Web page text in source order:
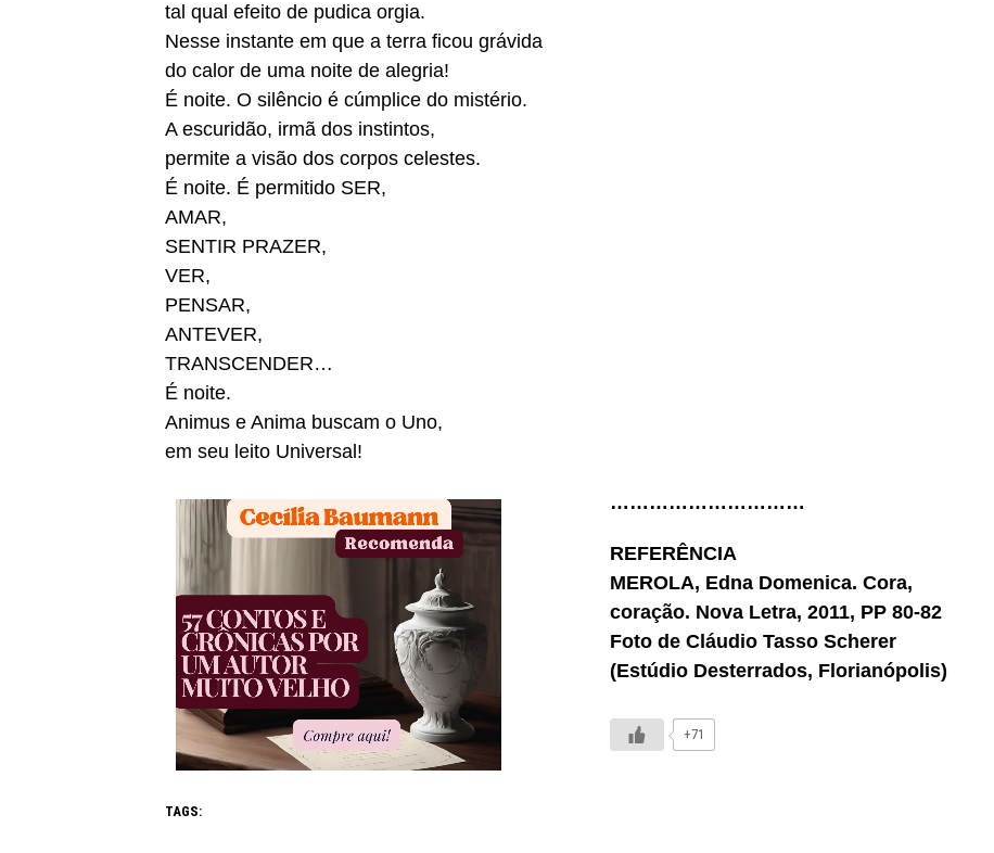
tal qual efeito de pudica orgia.
Nesse instante em que a terra ficou grávida
do calor de uma noite de alegria!
É noite. O silêncio é cúmplice do mistério.
A escuridão, irmã dos instintos,
permite a visão dos corpos celestes.
É noite. É permitido SER,
AMAR,
SENTIR PRAZER,
VER,
PENSAR,
ANTEVER,
TRANSCENDER…
É noite.
Animus e Anima buscam o Uno,
em seu leito Universal!
…………………………
REFERÊNCIA
MEROLA, Edna Domenica. Cora,
coração. Nova Letra, 2011, PP 80-82
Foto de Cláudio Tasso Scherer
(Estúdio Desterrados, Florianópolis)
+71
TAGS: